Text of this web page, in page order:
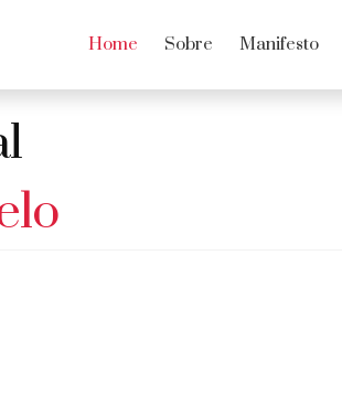
Home Sobre Manifesto